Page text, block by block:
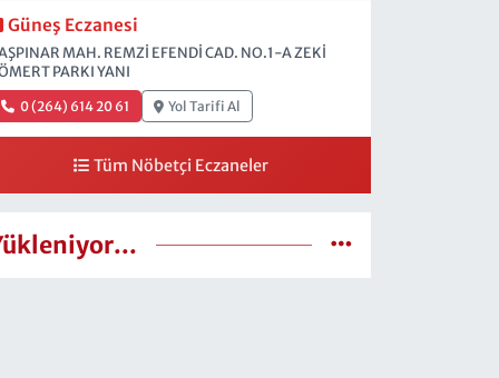
Güneş Eczanesi
MAH. REMZİ EFENDİ CAD. NO.1-A ZEKİ
PARKI YANI
0 (264) 614 20 61 Yol Tarifi Al
Tüm Nöbetçi Eczaneler